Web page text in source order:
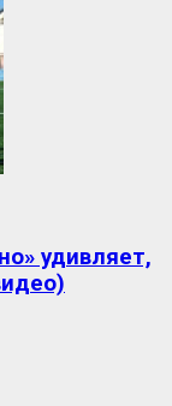
удивляет,